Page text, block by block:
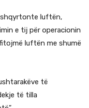
luftën,
e tij për operacionin
luftën me shumë
të
të tilla